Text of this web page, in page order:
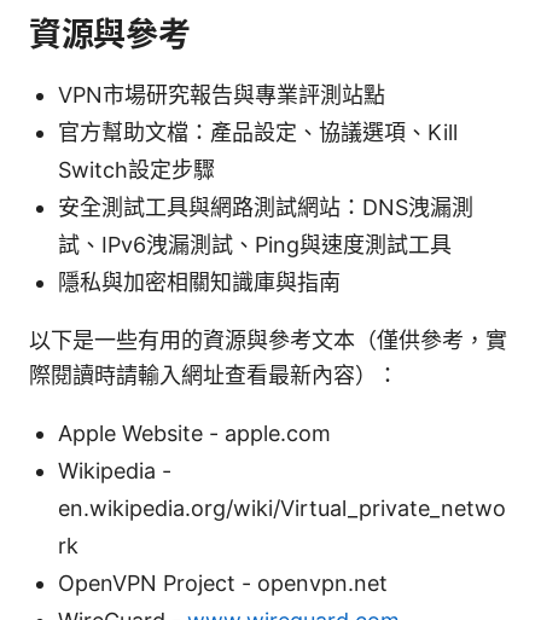
資源與參考
VPN市場研究報告與專業評測站點
官方幫助文檔：產品設定、協議選項、Kill
Switch設定步驟
安全測試工具與網路測試網站：DNS洩漏測
試、IPv6洩漏測試、Ping與速度測試工具
隱私與加密相關知識庫與指南
以下是一些有用的資源與參考文本（僅供參考，實
際閱讀時請輸入網址查看最新內容）：
Apple Website - apple.com
Wikipedia -
en.wikipedia.org/wiki/Virtual_private_netwo
rk
OpenVPN Project - openvpn.net